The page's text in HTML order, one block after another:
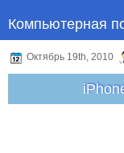
Компьютерная
Октябрь 19th, 2010